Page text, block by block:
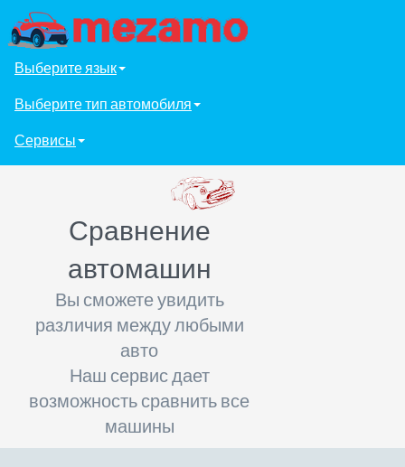
Выберите язык
Выберите тип автомобиля
Сервисы
Сравнение
автомашин
Вы сможете увидить
различия между любыми
авто
Наш сервис дает
возможность сравнить все
машины